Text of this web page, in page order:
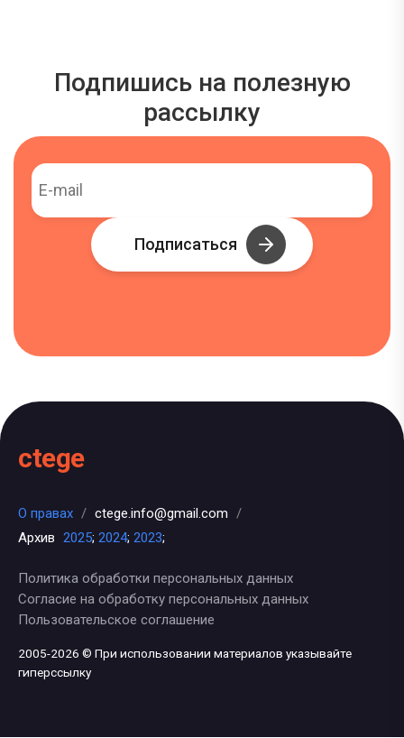
Подпишись на полезную
рассылку
Подписаться
ctege
О правах / ctege.info@gmail.com /
Архив 2025; 2024; 2023;
Политика обработки персональных данных
Согласие на обработку персональных данных
Пользовательское соглашение
2005-2026 © При использовании материалов указывайте
гиперссылку